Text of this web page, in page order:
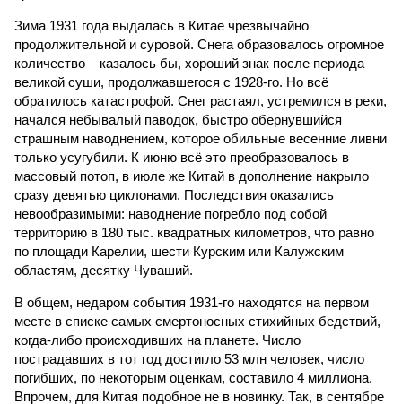
Зима 1931 года выдалась в Китае чрезвычайно
продолжительной и суровой. Снега образовалось огромное
количество – казалось бы, хороший знак после периода
великой суши, продолжавшегося с 1928-го. Но всё
обратилось катастрофой. Снег растаял, устремился в реки,
начался небывалый паводок, быстро обернувшийся
страшным наводнением, которое обильные весенние ливни
только усугубили. К июню всё это преобразовалось в
массовый потоп, в июле же Китай в дополнение накрыло
сразу девятью циклонами. Последствия оказались
невообразимыми: наводнение погребло под собой
территорию в 180 тыс. квадратных километров, что равно
по площади Карелии, шести Курским или Калужским
областям, десятку Чуваший.
В общем, недаром события 1931-го находятся на первом
месте в списке самых смертоносных стихийных бедствий,
когда-либо происходивших на планете. Число
пострадавших в тот год достигло 53 млн человек, число
погибших, по некоторым оценкам, составило 4 миллиона.
Впрочем, для Китая подобное не в новинку. Так, в сентябре